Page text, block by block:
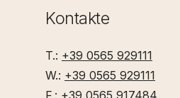
Kontakte
T.: +39 0565 929111
W.: +39 0565 929111
F.: +39 0565 917484